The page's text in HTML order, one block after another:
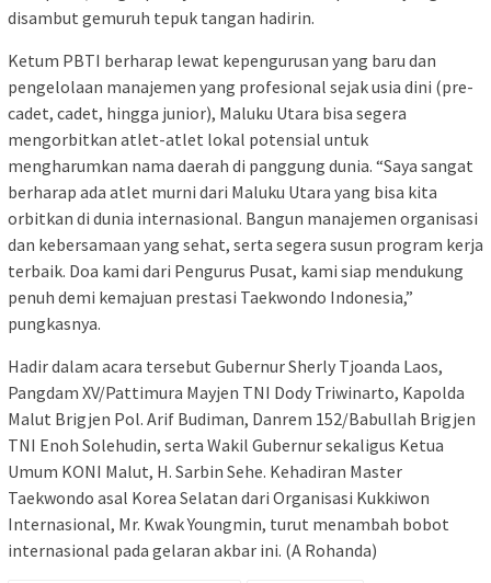
disambut gemuruh tepuk tangan hadirin.
Ketum PBTI berharap lewat kepengurusan yang baru dan
pengelolaan manajemen yang profesional sejak usia dini (pre-
cadet, cadet, hingga junior), Maluku Utara bisa segera
mengorbitkan atlet-atlet lokal potensial untuk
mengharumkan nama daerah di panggung dunia. “Saya sangat
berharap ada atlet murni dari Maluku Utara yang bisa kita
orbitkan di dunia internasional. Bangun manajemen organisasi
dan kebersamaan yang sehat, serta segera susun program kerja
terbaik. Doa kami dari Pengurus Pusat, kami siap mendukung
penuh demi kemajuan prestasi Taekwondo Indonesia,”
pungkasnya.
Hadir dalam acara tersebut Gubernur Sherly Tjoanda Laos,
Pangdam XV/Pattimura Mayjen TNI Dody Triwinarto, Kapolda
Malut Brigjen Pol. Arif Budiman, Danrem 152/Babullah Brigjen
TNI Enoh Solehudin, serta Wakil Gubernur sekaligus Ketua
Umum KONI Malut, H. Sarbin Sehe. Kehadiran Master
Taekwondo asal Korea Selatan dari Organisasi Kukkiwon
Internasional, Mr. Kwak Youngmin, turut menambah bobot
internasional pada gelaran akbar ini. (A Rohanda)